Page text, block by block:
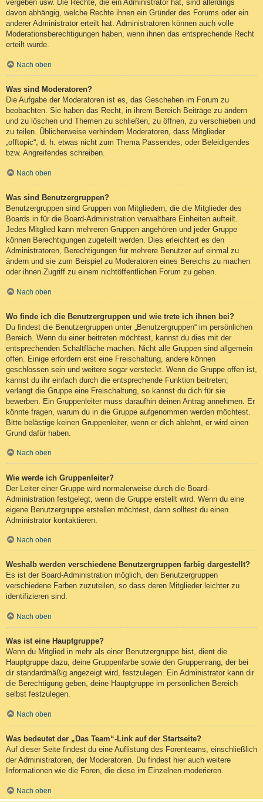
vergeben usw. Die Rechte, die ein Administrator hat, sind allerdings
davon abhängig, welche Rechte ihnen ein Gründer des Forums oder ein
anderer Administrator erteilt hat. Administratoren können auch volle
Moderationsberechtigungen haben, wenn ihnen das entsprechende Recht
erteilt wurde.
Nach oben
Was sind Moderatoren?
Die Aufgabe der Moderatoren ist es, das Geschehen im Forum zu
beobachten. Sie haben das Recht, in ihrem Bereich Beiträge zu ändern
und zu löschen und Themen zu schließen, zu öffnen, zu verschieben und
zu teilen. Üblicherweise verhindern Moderatoren, dass Mitglieder
„offtopic“, d. h. etwas nicht zum Thema Passendes, oder Beleidigendes
bzw. Angreifendes schreiben.
Nach oben
Was sind Benutzergruppen?
Benutzergruppen sind Gruppen von Mitgliedern, die die Mitglieder des
Boards in für die Board-Administration verwaltbare Einheiten aufteilt.
Jedes Mitglied kann mehreren Gruppen angehören und jeder Gruppe
können Berechtigungen zugeteilt werden. Dies erleichtert es den
Administratoren, Berechtigungen für mehrere Benutzer auf einmal zu
ändern und sie zum Beispiel zu Moderatoren eines Bereichs zu machen
oder ihnen Zugriff zu einem nichtöffentlichen Forum zu geben.
Nach oben
Wo finde ich die Benutzergruppen und wie trete ich ihnen bei?
Du findest die Benutzergruppen unter „Benutzergruppen“ im persönlichen
Bereich. Wenn du einer beitreten möchtest, kannst du dies mit der
entsprechenden Schaltfläche machen. Nicht alle Gruppen sind allgemein
offen. Einige erfordern erst eine Freischaltung, andere können
geschlossen sein und weitere sogar versteckt. Wenn die Gruppe offen ist,
kannst du ihr einfach durch die entsprechende Funktion beitreten;
verlangt die Gruppe eine Freischaltung, so kannst du dich für sie
bewerben. Ein Gruppenleiter muss daraufhin deinen Antrag annehmen. Er
könnte fragen, warum du in die Gruppe aufgenommen werden möchtest.
Bitte belästige keinen Gruppenleiter, wenn er dich ablehnt, er wird einen
Grund dafür haben.
Nach oben
Wie werde ich Gruppenleiter?
Der Leiter einer Gruppe wird normalerweise durch die Board-
Administration festgelegt, wenn die Gruppe erstellt wird. Wenn du eine
eigene Benutzergruppe erstellen möchtest, dann solltest du einen
Administrator kontaktieren.
Nach oben
Weshalb werden verschiedene Benutzergruppen farbig dargestellt?
Es ist der Board-Administration möglich, den Benutzergruppen
verschiedene Farben zuzuteilen, so dass deren Mitglieder leichter zu
identifizieren sind.
Nach oben
Was ist eine Hauptgruppe?
Wenn du Mitglied in mehr als einer Benutzergruppe bist, dient die
Hauptgruppe dazu, deine Gruppenfarbe sowie den Gruppenrang, der bei
dir standardmäßig angezeigt wird, festzulegen. Ein Administrator kann dir
die Berechtigung geben, deine Hauptgruppe im persönlichen Bereich
selbst festzulegen.
Nach oben
Was bedeutet der „Das Team“-Link auf der Startseite?
Auf dieser Seite findest du eine Auflistung des Forenteams, einschließlich
der Administratoren, der Moderatoren. Du findest hier auch weitere
Informationen wie die Foren, die diese im Einzelnen moderieren.
Nach oben